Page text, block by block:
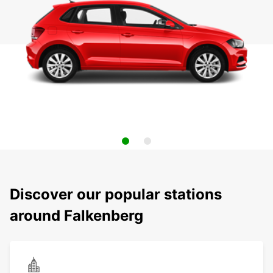
Discover our popular stations
around Falkenberg